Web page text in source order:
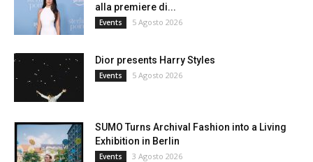
alla premiere di...
Events 5 Agosto 2026
Dior presents Harry Styles
Events 5 Agosto 2026
SUMO Turns Archival Fashion into a Living
Exhibition in Berlin
Events 3 Agosto 2026